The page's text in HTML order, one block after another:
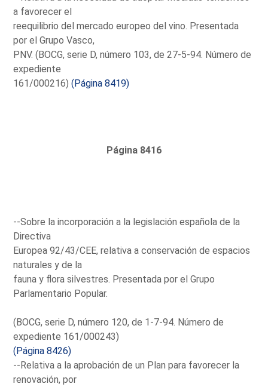
a favorecer el
reequilibrio del mercado europeo del vino. Presentada
por el Grupo Vasco,
PNV. (BOCG, serie D, número 103, de 27-5-94. Número de
expediente
161/000216)(Página 8419)
Página 8416
--Sobre la incorporación a la legislación española de la
Directiva
Europea 92/43/CEE, relativa a conservación de espacios
naturales y de la
fauna y flora silvestres. Presentada por el Grupo
Parlamentario Popular.
(BOCG, serie D, número 120, de 1-7-94. Número de
expediente 161/000243)
(Página 8426)
--Relativa a la aprobación de un Plan para favorecer la
renovación, por